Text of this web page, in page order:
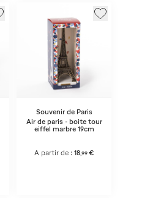
Souvenir de Paris
Air de paris - boite tour
eiffel marbre 19cm
A partir de :18 ,99 €